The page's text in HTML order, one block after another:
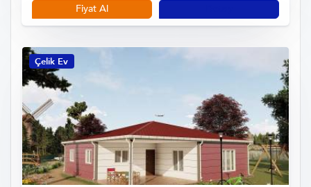
Fiyat Al
Çelik Ev